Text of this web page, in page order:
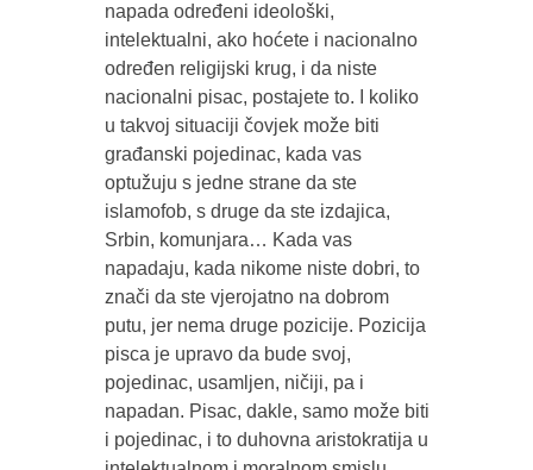
napada određeni ideološki,
intelektualni, ako hoćete i nacionalno
određen religijski krug, i da niste
nacionalni pisac, postajete to. I koliko
u takvoj situaciji čovjek može biti
građanski pojedinac, kada vas
optužuju s jedne strane da ste
islamofob, s druge da ste izdajica,
Srbin, komunjara… Kada vas
napadaju, kada nikome niste dobri, to
znači da ste vjerojatno na dobrom
putu, jer nema druge pozicije. Pozicija
pisca je upravo da bude svoj,
pojedinac, usamljen, ničiji, pa i
napadan. Pisac, dakle, samo može biti
i pojedinac, i to duhovna aristokratija u